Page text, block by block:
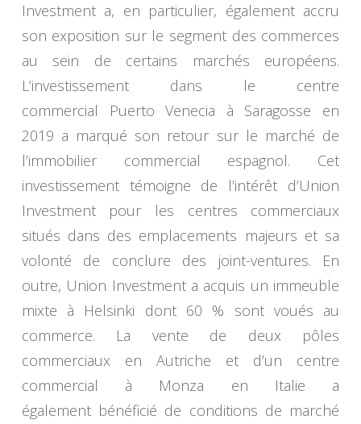
Investment a, en particulier, également accru
son exposition sur le segment des commerces
au sein de certains marchés européens.
L’investissement dans le centre
commercial Puerto Venecia à Saragosse en
2019 a marqué son retour sur le marché de
l’immobilier commercial espagnol. Cet
investissement témoigne de l’intérêt d’Union
Investment pour les centres commerciaux
situés dans des emplacements majeurs et sa
volonté de conclure des joint-ventures. En
outre, Union Investment a acquis un immeuble
mixte à Helsinki dont 60 % sont voués au
commerce. La vente de deux pôles
commerciaux en Autriche et d’un centre
commercial à Monza en Italie a
également bénéficié de conditions de marché